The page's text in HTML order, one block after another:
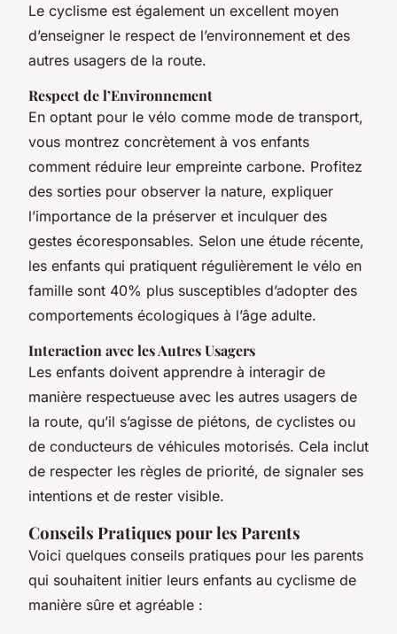
Le cyclisme est également un excellent moyen
d’enseigner le respect de l’environnement et des
autres usagers de la route.
Respect de l’Environnement
En optant pour le vélo comme mode de transport,
vous montrez concrètement à vos enfants
comment réduire leur empreinte carbone. Profitez
des sorties pour observer la nature, expliquer
l’importance de la préserver et inculquer des
gestes écoresponsables. Selon une étude récente,
les enfants qui pratiquent régulièrement le vélo en
famille sont 40% plus susceptibles d’adopter des
comportements écologiques à l’âge adulte.
Interaction avec les Autres Usagers
Les enfants doivent apprendre à interagir de
manière respectueuse avec les autres usagers de
la route, qu’il s’agisse de piétons, de cyclistes ou
de conducteurs de véhicules motorisés. Cela inclut
de respecter les règles de priorité, de signaler ses
intentions et de rester visible.
Conseils Pratiques pour les Parents
Voici quelques conseils pratiques pour les parents
qui souhaitent initier leurs enfants au cyclisme de
manière sûre et agréable :